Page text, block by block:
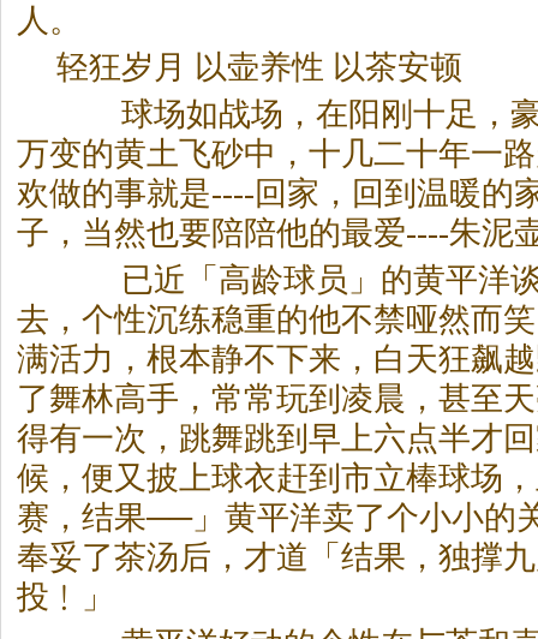
人。
轻狂岁月 以壶养性 以茶安顿
球场如战场，在阳刚十足，豪
万变的黄土飞砂中，十几二十年一
欢做的事就是----回家，回到温暖的
子，当然也要陪陪他的最爱----朱泥
已近「高龄球员」的黄平洋
去，个性沉练稳重的他不禁哑然而
满活力，根本静不下来，白天狂飙
了舞林高手，常常玩到凌晨，甚至
得有一次，跳舞跳到早上六点半才
候，便又披上球衣赶到市立棒球场
赛，结果──」黄平洋卖了个小小的
奉妥了茶汤后，才道「结果，独撑
投﹗」